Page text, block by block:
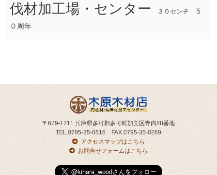
伐材加工場・センター
３０センチ
５
０周年
〒679-1211 兵庫県多可郡多可町加美区寺内88番地
TEL.0795-35-0516 FAX.0795-35-0269
アクセスマップはこちら
お問合せフォームはこちら